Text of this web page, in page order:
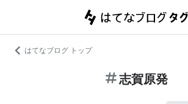
はてなブログ トップ
志賀原発